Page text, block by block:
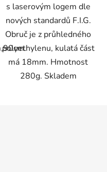
s laserovým logem dle
nových standardů F.I.G.
Obruč je z průhledného
polyethylenu, kulatá část
má 18mm. Hmotnost
280g. Skladem